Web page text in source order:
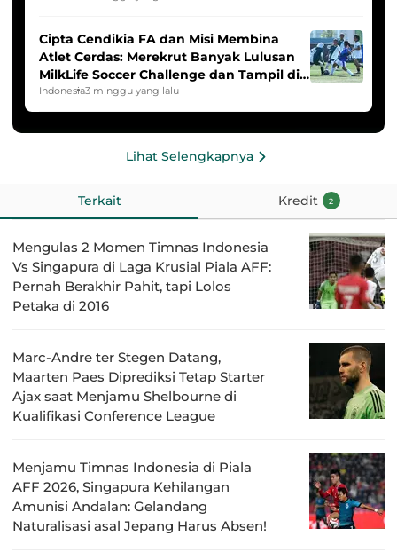
Cipta Cendikia FA dan Misi Membina
Atlet Cerdas: Merekrut Banyak Lulusan
MilkLife Soccer Challenge dan Tampil di
HYDROPLUS Soccer League
Indonesia3 minggu yang lalu
Lihat Selengkapnya
Terkait Kredit 2
Mengulas 2 Momen Timnas Indonesia
Vs Singapura di Laga Krusial Piala AFF:
Pernah Berakhir Pahit, tapi Lolos
Petaka di 2016
Marc-Andre ter Stegen Datang,
Maarten Paes Diprediksi Tetap Starter
Ajax saat Menjamu Shelbourne di
Kualifikasi Conference League
Menjamu Timnas Indonesia di Piala
AFF 2026, Singapura Kehilangan
Amunisi Andalan: Gelandang
Naturalisasi asal Jepang Harus Absen!